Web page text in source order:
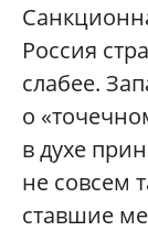
Россия
слабее.
о
в духе
не совсем
ставшие